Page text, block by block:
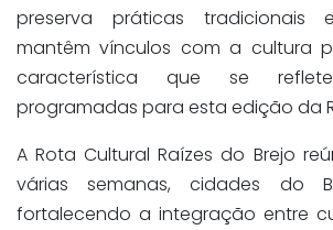
preserva práticas tradicionais
mantêm vínculos com a cultura
característica que se
programadas para esta edição da
A Rota Cultural Raízes do Brejo
várias semanas, cidades do
fortalecendo a integração entre